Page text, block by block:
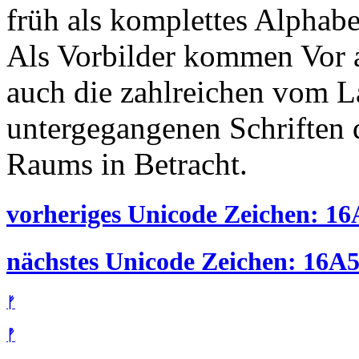
früh als komplettes
Als Vorbilder kommen Vor
auch die zahlreichen vom
untergegangenen
Raums in Betracht.
vorheriges Unicode Zeichen:
nächstes Unicode Zeichen:
ᚠ
ᚡ